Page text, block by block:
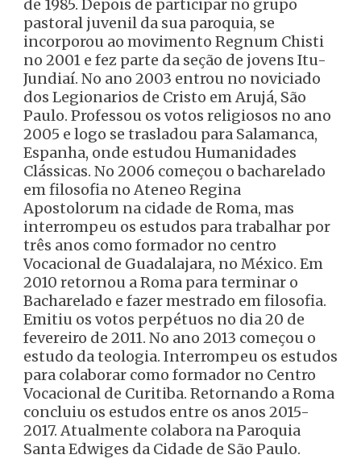
de 1985. Depois de participar no grupo
pastoral juvenil da sua paroquia, se
incorporou ao movimento Regnum Chisti
no 2001 e fez parte da seção de jovens Itu-
Jundiaí. No ano 2003 entrou no noviciado
dos Legionarios de Cristo em Arujá, São
Paulo. Professou os votos religiosos no ano
2005 e logo se trasladou para Salamanca,
Espanha, onde estudou Humanidades
Clássicas. No 2006 começou o bacharelado
em filosofia no Ateneo Regina
Apostolorum na cidade de Roma, mas
interrompeu os estudos para trabalhar por
três anos como formador no centro
Vocacional de Guadalajara, no México. Em
2010 retornou a Roma para terminar o
Bacharelado e fazer mestrado em filosofia.
Emitiu os votos perpétuos no dia 20 de
fevereiro de 2011. No ano 2013 começou o
estudo da teologia. Interrompeu os estudos
para colaborar como formador no Centro
Vocacional de Curitiba. Retornando a Roma
concluiu os estudos entre os anos 2015-
2017. Atualmente colabora na Paroquia
Santa Edwiges da Cidade de São Paulo.